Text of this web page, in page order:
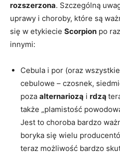
rozszerzona. Szczególną
uprawy i choroby, które są
się w etykiecie Scorpion po
innymi:
Cebula i por (oraz
cebulowe – czosnek,
poza alternariozą i rdzą
także „plamistość
Jest to choroba bardzo
boryka się wielu
teraz możliwość bardzo